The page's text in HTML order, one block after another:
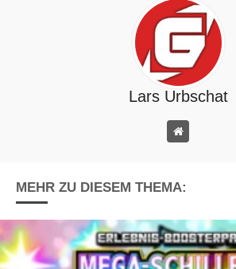
Lars Urbschat
MEHR ZU DIESEM THEMA: